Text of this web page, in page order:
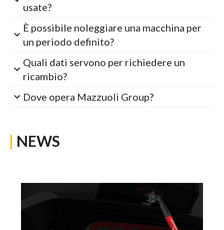
usate?
È possibile noleggiare una macchina per
un periodo definito?
Quali dati servono per richiedere un
ricambio?
Dove opera Mazzuoli Group?
| NEWS